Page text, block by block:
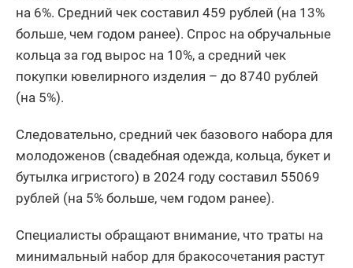
на 6%. Средний чек составил 459 рублей (на 13%
больше, чем годом ранее). Спрос на обручальные
кольца за год вырос на 10%, а средний чек
покупки ювелирного изделия – до 8740 рублей
(на 5%).
Следовательно, средний чек базового набора для
молодоженов (свадебная одежда, кольца, букет и
бутылка игристого) в 2024 году составил 55069
рублей (на 5% больше, чем годом ранее).
Специалисты обращают внимание, что траты на
минимальный набор для бракосочетания растут